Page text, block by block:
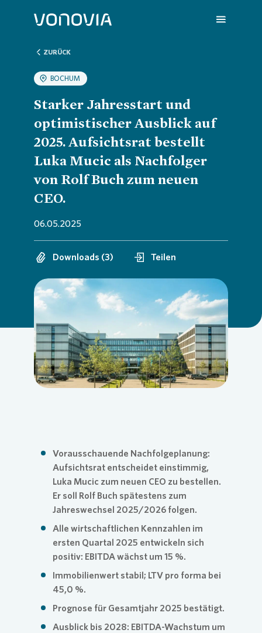
Über uns
Nachhaltigkeit
Investoren
Karriere
ZURÜCK
BOCHUM
Starker Jahresstart und
optimistischer Ausblick auf
2025. Aufsichtsrat bestellt
Luka Mucic als Nachfolger
von Rolf Buch zum neuen
CEO.
06.05.2025
Downloads (3) Teilen
Loading...
Vorausschauende Nachfolgeplanung:
Aufsichtsrat entscheidet einstimmig,
Luka Mucic zum neuen CEO zu bestellen.
Er soll Rolf Buch spätestens zum
Jahreswechsel 2025/2026 folgen.
Alle wirtschaftlichen Kennzahlen im
ersten Quartal 2025 entwickeln sich
positiv: EBITDA wächst um 15 %.
Immobilienwert stabil; LTV pro forma bei
45,0 %.
Prognose für Gesamtjahr 2025 bestätigt.
Ausblick bis 2028: EBITDA-Wachstum um